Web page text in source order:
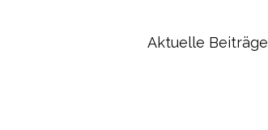
Aktuelle Beiträge